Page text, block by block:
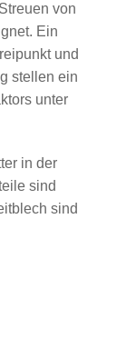
von
Ein
und
stellen ein
unter
in der
sind
sind